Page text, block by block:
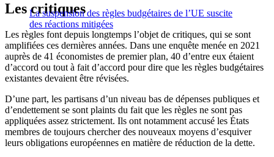
La suspension des règles budgétaires de l’UE suscite
des réactions mitigées
Les critiques
Les règles font depuis longtemps l’objet de critiques, qui se sont
amplifiées ces dernières années. Dans une enquête menée en 2021
auprès de 41 économistes de premier plan, 40 d’entre eux étaient
d’accord ou tout à fait d’accord pour dire que les règles budgétaires
existantes devaient être révisées.
D’une part, les partisans d’un niveau bas de dépenses publiques et
d’endettement se sont plaints du fait que les règles ne sont pas
appliquées assez strictement. Ils ont notamment accusé les États
membres de toujours chercher des nouveaux moyens d’esquiver
leurs obligations européennes en matière de réduction de la dette.